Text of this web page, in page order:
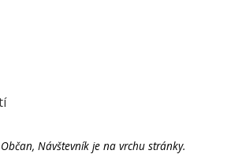
Návštevník je na vrchu stránky.